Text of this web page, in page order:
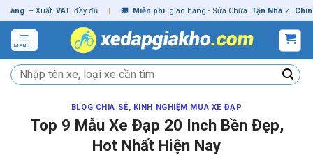
Skip
to
content
– Xuất VAT đầy đủ | 🚚 Miễn phí giao hàng - Sửa Chữa Tận Nhà ✓ Chính hãng
MENU
Tìm
kiếm:
BLOG CHIA SẺ, KINH NGHIỆM MUA XE ĐẠP
Top 9 Mẫu Xe Đạp 20 Inch Bền Đẹp,
Hot Nhất Hiện Nay